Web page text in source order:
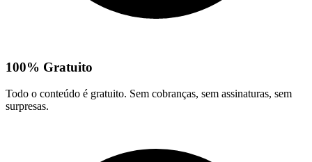
100% Gratuito
Todo o conteúdo é gratuito. Sem cobranças, sem assinaturas, sem
surpresas.